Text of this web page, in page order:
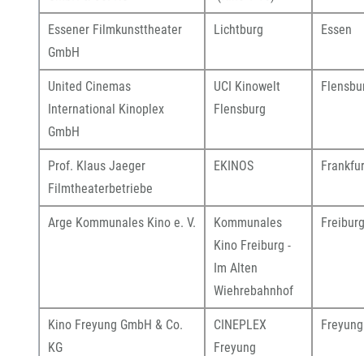
Essener Filmkunsttheater
GmbH
Lichtburg Essen
United Cinemas
International Kinoplex
GmbH
UCI Kinowelt
Flensburg
Prof. Klaus Jaeger
Filmtheaterbetriebe
EKINOS
Arge Kommunales Kino e. V.
Kommunales
Kino Freiburg -
Im Alten
Wiehrebahnhof
Freiburg
Kino Freyung GmbH & Co.
KG
CINEPLEX
Freyung
Freyung